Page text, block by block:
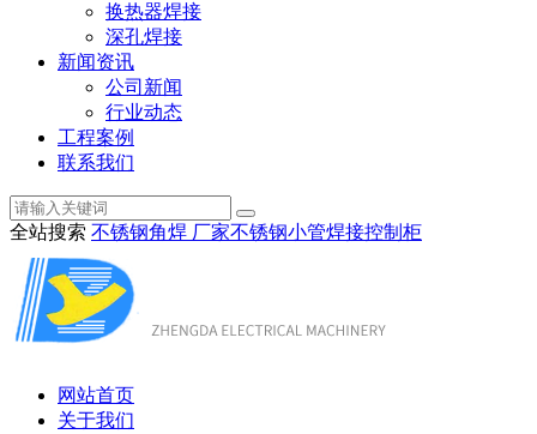
换热器焊接
深孔焊接
新闻资讯
公司新闻
行业动态
工程案例
联系我们
全站搜索 不锈钢角焊 厂家不锈钢小管焊接控制柜
网站首页
关于我们